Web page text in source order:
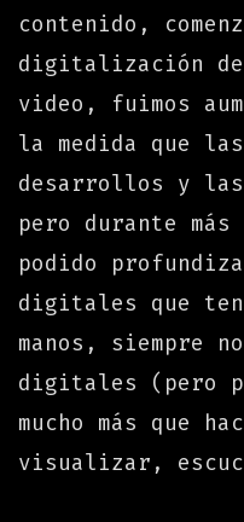
contenido,
digitalización
video, fuimos
la medida que
desarrollos y las
pero durante más
podido
digitales que
manos, siempre
digitales (pero
mucho más que
visualizar,